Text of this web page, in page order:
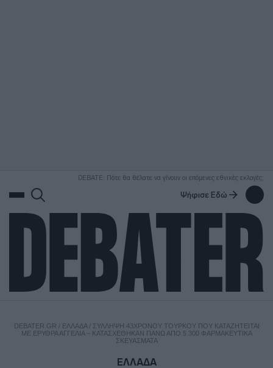
DEBATE: Πότε θα θέλατε να γίνουν οι επόμενες εθνικές εκλογές;
Ψήφισε Εδώ
DEBATER.GR / ΕΛΛΑΔΑ/ ΣΎΛΛΗΨΗ 43ΧΡΟΝΟΥ ΤΟΎΡΚΟΥ ΠΟΥ ΚΑΤΑΖΗΤΕΊΤΑΙ
ΜΕ ΕΡΥΘΡΆ ΑΓΓΕΛΊΑ – ΚΑΤΑΣΧΈΘΗΚΑΝ ΠΆΝΩ ΑΠΌ 5.300 ΦΑΡΜΑΚΕΥΤΙΚΆ
ΣΚΕΥΆΣΜΑΤΑ
ΕΛΛΑΔΑ